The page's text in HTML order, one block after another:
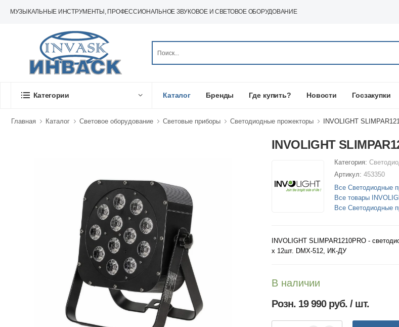
МУЗЫКАЛЬНЫЕ ИНСТРУМЕНТЫ, ПРОФЕССИОНАЛЬНОЕ ЗВУКОВОЕ И СВЕТОВОЕ ОБОРУДОВАНИЕ
Категории Каталог Бренды Где купить? Новости Госзакупки
Главная Каталог Световое оборудование Световые приборы Светодиодные прожекторы INVOLIGHT
INVOLIGHT
Категория:
Артикул: 453350
Все Светодиодные
Все товары
Все Светодиодные
INVOLIGHT SLIMPAR1210PRO -
х 12шт. DMX-512, ИК-ДУ
В наличии
Розн. 19 990 руб. / шт.